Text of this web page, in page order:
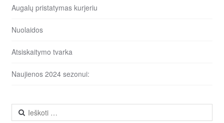
Augalų pristatymas kurjeriu
Nuolaidos
Atsiskaitymo tvarka
Naujienos 2024 sezonui:
Ieškoti: